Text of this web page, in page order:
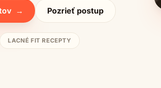
→ Pozrieť postup
LACNÉ FIT RECEPTY